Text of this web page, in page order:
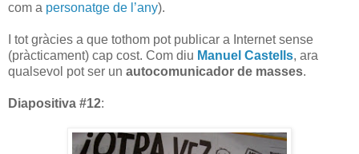
com a personatge de l’any).
I tot gràcies a que tothom pot publicar a Internet sense
(pràcticament) cap cost. Com diu Manuel Castells, ara
qualsevol pot ser un autocomunicador de masses.
Diapositiva #12: